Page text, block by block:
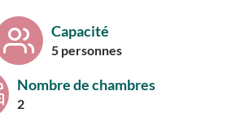
Capacité
5 personnes
Nombre de chambres
2